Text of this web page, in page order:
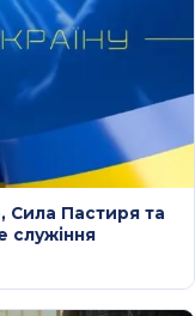
Сила Пастиря та
служіння